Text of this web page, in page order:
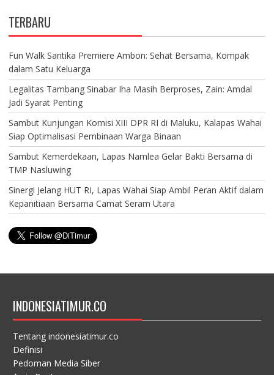
TERBARU
Fun Walk Santika Premiere Ambon: Sehat Bersama, Kompak
dalam Satu Keluarga
Legalitas Tambang Sinabar Iha Masih Berproses, Zain: Amdal
Jadi Syarat Penting
Sambut Kunjungan Komisi XIII DPR RI di Maluku, Kalapas Wahai
Siap Optimalisasi Pembinaan Warga Binaan
Sambut Kemerdekaan, Lapas Namlea Gelar Bakti Bersama di
TMP Nasluwing
Sinergi Jelang HUT RI, Lapas Wahai Siap Ambil Peran Aktif dalam
Kepanitiaan Bersama Camat Seram Utara
INDONESIATIMUR.CO
Tentang indonesiatimur.co
Definisi
Pedoman Media Siber